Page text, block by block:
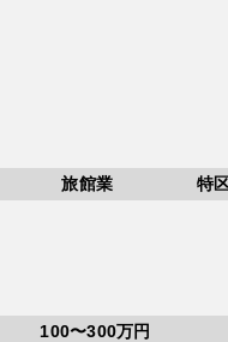
旅館業 特
100〜300万円